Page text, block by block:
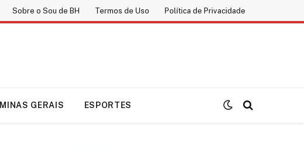
Sobre o Sou de BH Termos de Uso Política de Privacidade
MINAS GERAIS ESPORTES